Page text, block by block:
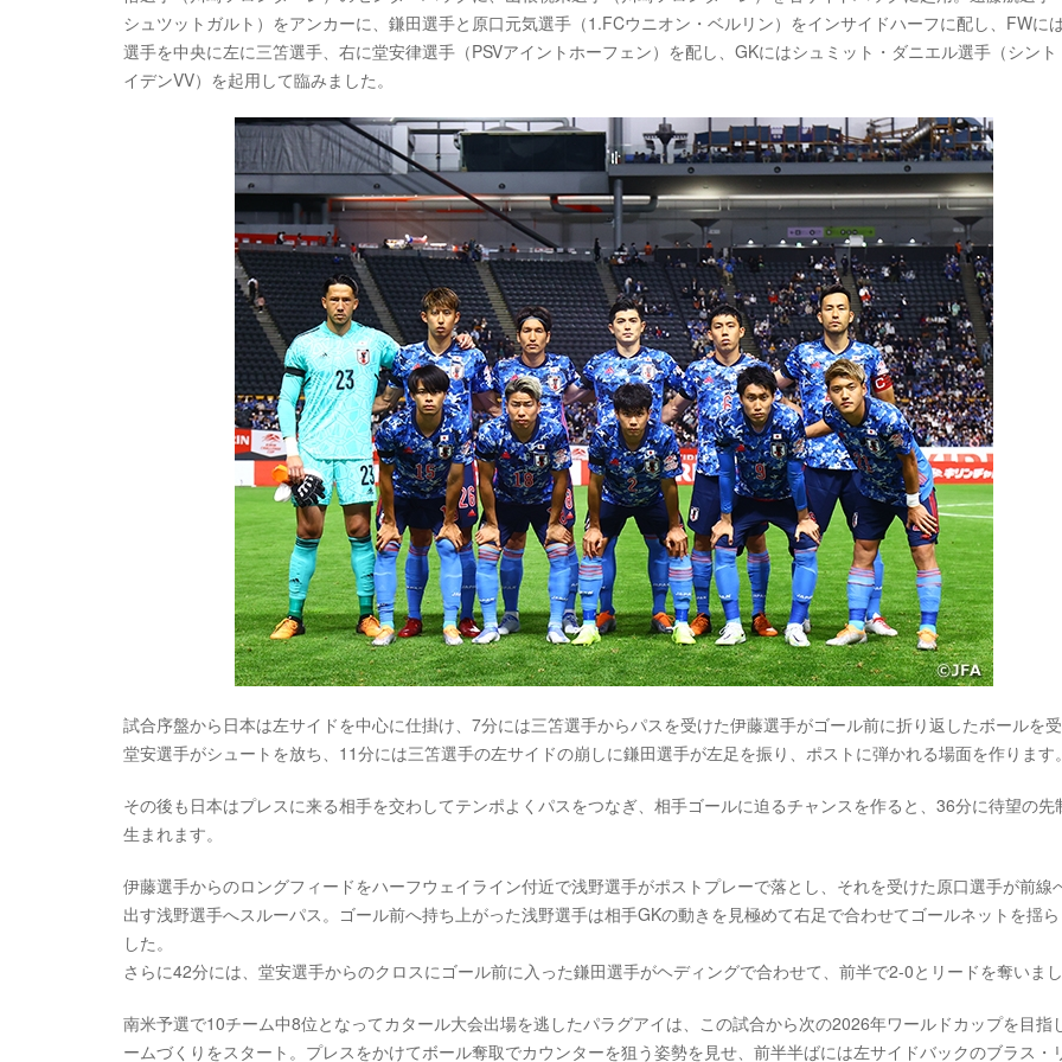
シュツットガルト）をアンカーに、鎌田選手と原口元気選手（1.FCウニオン・ベルリン）をインサイドハーフに配し、FWに
選手を中央に左に三笘選手、右に堂安律選手（PSVアイントホーフェン）を配し、GKにはシュミット・ダニエル選手（シント
イデンVV）を起用して臨みました。
試合序盤から日本は左サイドを中心に仕掛け、7分には三笘選手からパスを受けた伊藤選手がゴール前に折り返したボールを
堂安選手がシュートを放ち、11分には三笘選手の左サイドの崩しに鎌田選手が左足を振り、ポストに弾かれる場面を作ります。
その後も日本はプレスに来る相手を交わしてテンポよくパスをつなぎ、相手ゴールに迫るチャンスを作ると、36分に待望の先
生まれます。
伊藤選手からのロングフィードをハーフウェイライン付近で浅野選手がポストプレーで落とし、それを受けた原口選手が前線
出す浅野選手へスルーパス。ゴール前へ持ち上がった浅野選手は相手GKの動きを見極めて右足で合わせてゴールネットを揺ら
した。
さらに42分には、堂安選手からのクロスにゴール前に入った鎌田選手がヘディングで合わせて、前半で2-0とリードを奪いまし
南米予選で10チーム中8位となってカタール大会出場を逃したパラグアイは、この試合から次の2026年ワールドカップを目指
ームづくりをスタート。プレスをかけてボール奪取でカウンターを狙う姿勢を見せ、前半半ばには左サイドバックのブラス・